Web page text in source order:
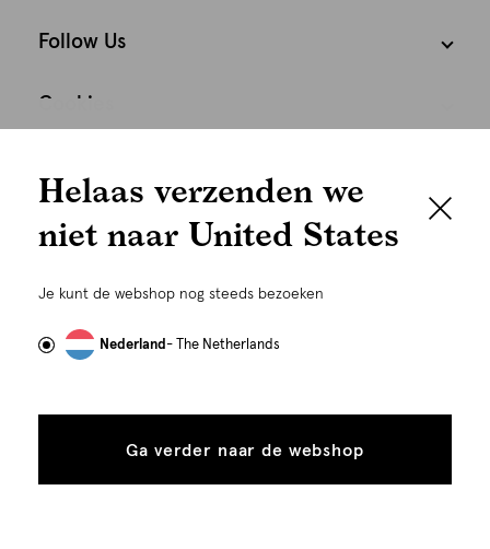
graag persoonlijk
gebruiken wij cookies en daarmee vergelijkbare
om advertenties te personaliseren...
tonen
toestaan
Follow Us
Cookies
Helaas verzenden we
niet naar United States
Je kunt de webshop nog steeds bezoeken
Nederland- The Netherlands
Ga verder naar de webshop